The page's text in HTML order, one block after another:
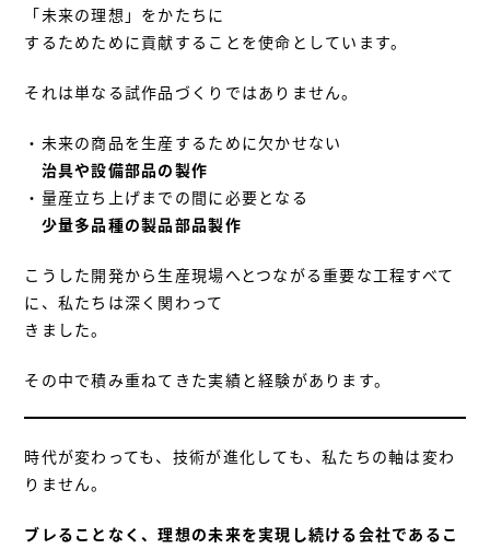
「未来の理想」をかたちに
するためために貢献することを使命としています。
それは単なる試作品づくりではありません。
・未来の商品を生産するために欠かせない
治具や設備部品の製作
・量産立ち上げまでの間に必要となる
少量多品種の製品部品製作
こうした開発から生産現場へとつながる重要な工程すべて
に、私たちは深く関わって
きました。
その中で積み重ねてきた実績と経験があります。
時代が変わっても、技術が進化しても、私たちの軸は変わ
りません。
ブレることなく、理想の未来を実現し続ける会社であるこ